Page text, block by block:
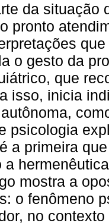
da situação
pronto
o gesto da
que
isso, inicia
psicologia
a primeira
a
mostra a
o fenômeno
no